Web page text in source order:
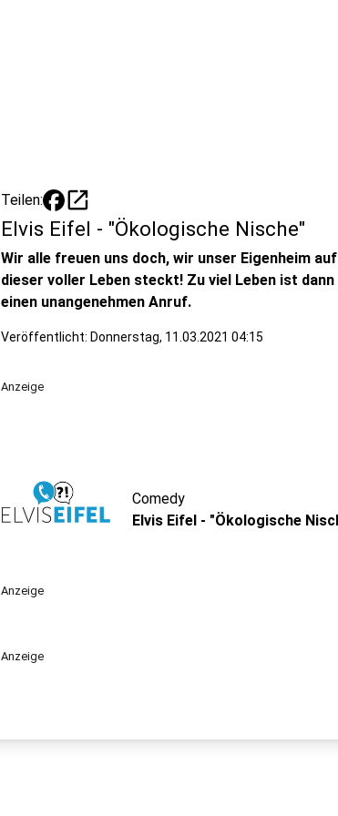
Teilen: open_in_new
Elvis Eifel - "Ökologische Nische"
Wir alle freuen uns doch, wir unser Eigenheim
dieser voller Leben steckt! Zu viel Leben ist
einen unangenehmen Anruf.
Veröffentlicht: Donnerstag, 11.03.2021 04:15
Anzeige
Comedy
Elvis Eifel - "Ökologische
Anzeige
Anzeige